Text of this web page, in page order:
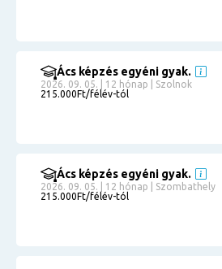
Ács képzés egyéni gyak.
2026. 09. 05. | 12 hónap | Szolnok
215.000Ft/félév-tól
Ács képzés egyéni gyak.
2026. 09. 05. | 12 hónap | Szombathely
215.000Ft/félév-tól